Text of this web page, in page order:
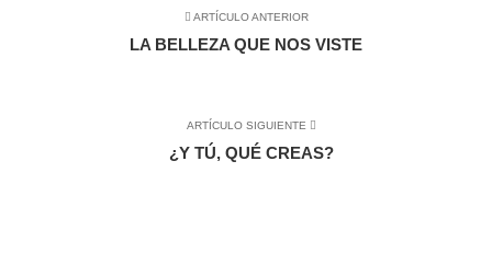
ARTÍCULO ANTERIOR
LA BELLEZA QUE NOS VISTE
ARTÍCULO SIGUIENTE
¿Y TÚ, QUÉ CREAS?